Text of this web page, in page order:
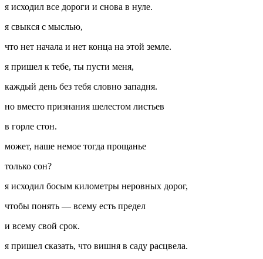
я исходил все дороги и снова в нуле.
я свыкся с мыслью,
что нет начала и нет конца на этой земле.
я пришел к тебе, ты пусти меня,
каждый день без тебя словно западня.
но вместо признания шелестом листьев
в горле стон.
может, наше немое тогда прощанье
только сон?
я исходил босым километры неровных дорог,
чтобы понять — всему есть предел
и всему свой срок.
я пришел сказать, что вишня в саду расцвела.